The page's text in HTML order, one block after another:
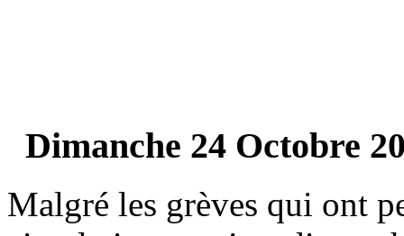
Dimanche 24 Octobre
Malgré les grèves qui ont